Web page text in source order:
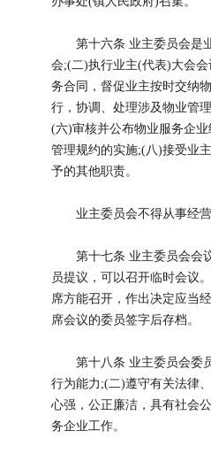
第十六条 业主委员会是业
会;(二)执行业主(代表)大会
务合同，督促业主按时交纳
行，协调、处理涉及物业管
(六)审核并公布物业服务企
管理规约的实施;(八)接受业
予的其他职责。
业主委员会不得从事经营
第十七条 业主委员会会议
员提议，可以召开临时会议
席方能召开，作出决定应当
席会议的委员签字后存档。
第十八条 业主委员会委员
行为能力;(二)遵守有关法律
心强，公正廉洁，具有社会
务企业工作。